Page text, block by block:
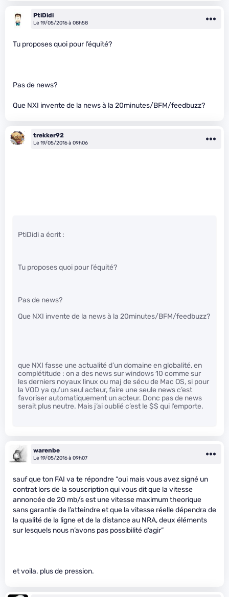
PtiDidi
Le 19/05/2016 à 08h58
Tu proposes quoi pour l’équité?
Pas de news?
Que NXI invente de la news à la 20minutes/BFM/feedbuzz?
trekker92
Le 19/05/2016 à 09h06
PtiDidi a écrit :
Tu proposes quoi pour l’équité?
Pas de news?
Que NXI invente de la news à la 20minutes/BFM/feedbuzz?
que NXI fasse une actualité d’un domaine en globalité, en
complétitude : on a des news sur windows 10 comme sur
les derniers noyaux linux ou maj de sécu de Mac OS, si pour
la VOD ya qu’un seul acteur, faire une seule news c’est
favoriser automatiquement un acteur. Donc pas de news
serait plus neutre. Mais j’ai oublié c’est le $$ qui l’emporte.
warenbe
Le 19/05/2016 à 09h07
sauf que ton FAI va te répondre “oui mais vous avez signé un
contrat lors de la souscription qui vous dit que la vitesse
annoncée de 20 mb/s est une vitesse maximum theorique
sans garantie de l’atteindre et que la vitesse réelle dépendra de
la qualité de la ligne et de la distance au NRA, deux éléments
sur lesquels nous n’avons pas possibilité d’agir”
et voila. plus de pression.